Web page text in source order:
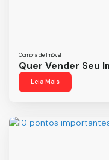
Compra de Imóvel
Quer Vender Seu
Leia Mais